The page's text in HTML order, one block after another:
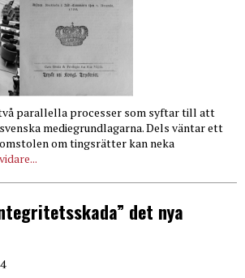
parallella processer som syftar till att
mediegrundlagarna. Dels väntar ett
om tingsrätter kan neka
det nya